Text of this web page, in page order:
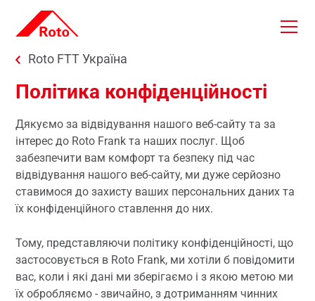
Skip to main content
You are here:
Roto FTT Україна
Політика конфіденційності
Дякуємо за відвідування нашого веб-сайту та за
інтерес до Roto Frank та наших послуг. Щоб
забезпечити вам комфорт та безпеку під час
відвідування нашого веб-сайту, ми дуже серйозно
ставимося до захисту ваших персональних даних та
їх конфіденційного ставлення до них.
Тому, представляючи політику конфіденційності, що
застосовується в Roto Frank, ми хотіли б повідомити
вас, коли і які дані ми зберігаємо і з якою метою ми
їх обробляємо - звичайно, з дотриманням чинних